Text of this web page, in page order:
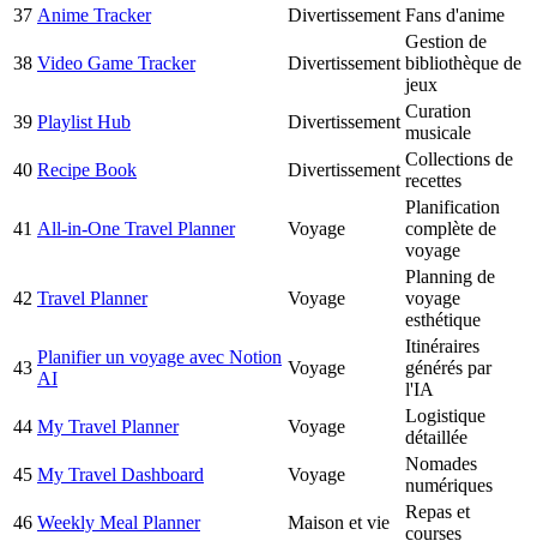
37 Anime Tracker Divertissement Fans d'anime
38 Video Game Tracker Divertissement
Gestion de
bibliothèque de
jeux
39 Playlist Hub Divertissement
Curation
musicale
40 Recipe Book Divertissement
Collections de
recettes
41 All-in-One Travel Planner Voyage
Planification
complète de
voyage
42 Travel Planner Voyage
Planning de
voyage
esthétique
43
Planifier un voyage avec Notion
AI
Voyage
Itinéraires
générés par
l'IA
44 My Travel Planner Voyage
Logistique
détaillée
45 My Travel Dashboard Voyage
Nomades
numériques
46 Weekly Meal Planner Maison et vie
Repas et
courses